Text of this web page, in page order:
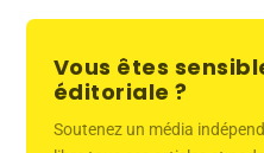
Vous êtes
éditoriale ?
Soutenez un média